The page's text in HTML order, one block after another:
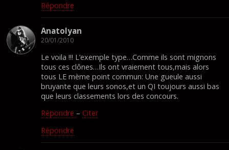
Répondre
Anatolyan
20/01/2010
Le voila !!! L’exemple type…Comme ils sont mignons
tous ces clônes…Ils ont vraiement tous,mais alors
tous LE mème point commun: Une gueule aussi
bruyante que leurs sonos,et un QI toujours aussi bas
que leurs classements lors des concours.
Répondre – Citer
Répondre